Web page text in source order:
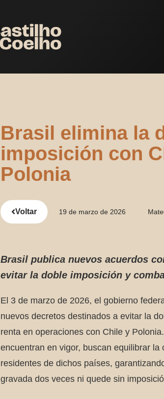
Brasil elimina la
imposición con
Polonia
Voltar 19 de marzo de 2026
Brasil publica nuevos acuerdos
evitar la doble imposición y
El 3 de marzo de 2026, el gobierno
nuevos decretos destinados a evitar la
renta en operaciones con Chile y
encuentran en vigor, buscan equilibrar la
residentes de dichos países,
gravada dos veces ni quede sin